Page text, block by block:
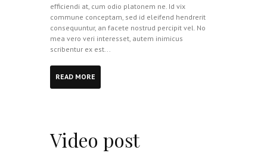
efficiendi at, cum odio platonem ne. Id vix
commune conceptam, sed id eleifend hendrerit
consequuntur, an facete nostrud percipit vel. No
mea vero veri interesset, autem inimicus
scribentur ex est...
READ MORE
Video post